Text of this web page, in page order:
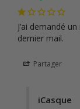
J’ai demandé
dernier mail.
Partager
iCasque